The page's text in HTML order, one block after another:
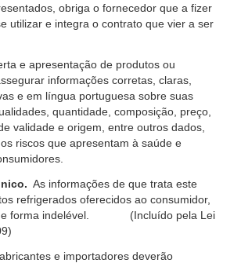
obriga o fornecedor que a fizer
utilizar e integra o contrato que vier a ser
e apresentação de produtos ou
informações corretas, claras,
e em língua portuguesa sobre suas
quantidade, composição, preço,
validade e origem, entre outros dados,
riscos que apresentam à saúde e
As informações de que trata este
refrigerados oferecidos ao consumidor,
de forma indelével. (Incluído pela Lei
e importadores deverão